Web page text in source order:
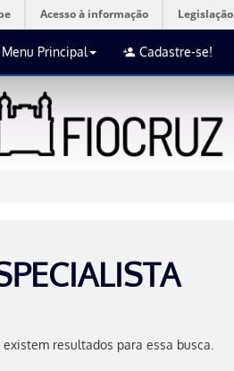
Acesso à informação Legislação
Menu Principal Cadastre-se!
existem resultados para essa busca.